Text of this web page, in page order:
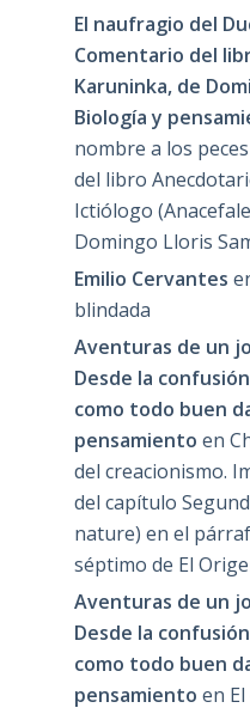
El naufragio del
Comentario del
Karuninka, de
Biología y
nombre a los
del libro
Ictiólogo
Domingo Lloris
Emilio Cervantes
blindada
Aventuras de un
Desde la
como todo buen
pensamiento en
del creacionismo.
del capítulo
nature) en el
séptimo de El
Aventuras de un
Desde la
como todo buen
pensamiento en